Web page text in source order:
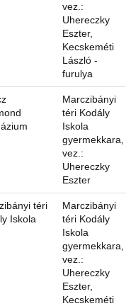
vez.:
Uhereczky
Eszter,
Kecskeméti
László -
furulya
Marczibányi
téri Kodály
Iskola
gyermekkara,
vez.:
Uhereczky
Eszter
téri
Iskola
Marczibányi
téri Kodály
Iskola
gyermekkara,
vez.:
Uhereczky
Eszter,
Kecskeméti